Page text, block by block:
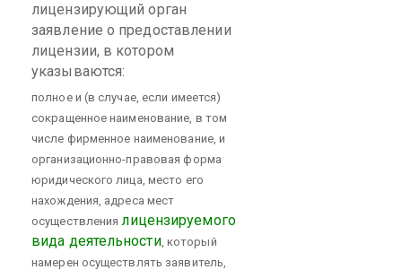
лицензирующий орган
заявление о предоставлении
лицензии, в котором
указываются:
полное и (в случае, если имеется)
сокращенное наименование, в том
числе фирменное наименование, и
организационно-правовая форма
юридического лица, место его
нахождения, адреса мест
осуществлениялицензируемого
вида деятельности, который
намерен осуществлять заявитель,